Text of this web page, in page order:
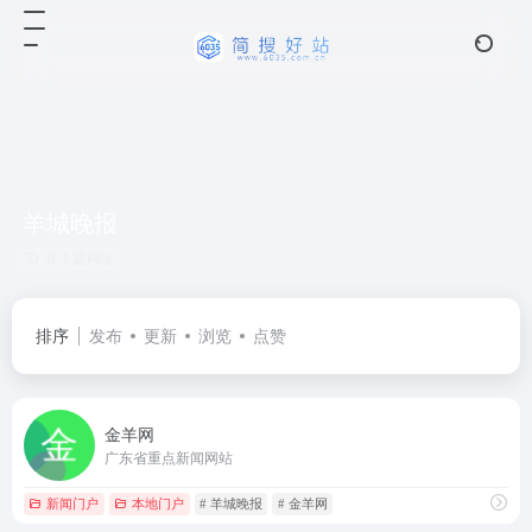
排序 发布 更新 浏览 点赞
金羊网
广东省重点新闻网站
新闻门户 本地门户 # 羊城晚报 # 金羊网